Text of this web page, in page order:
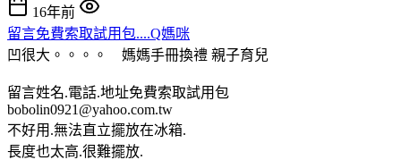
16年前
留言免費索取試用包....Q媽咪
凹很大。。。。 媽媽手冊換禮 親子育兒
留言姓名.電話.地址免費索取試用包
bobolin0921@yahoo.com.tw
不好用.無法直立擺放在冰箱.
長度也太高.很難擺放.